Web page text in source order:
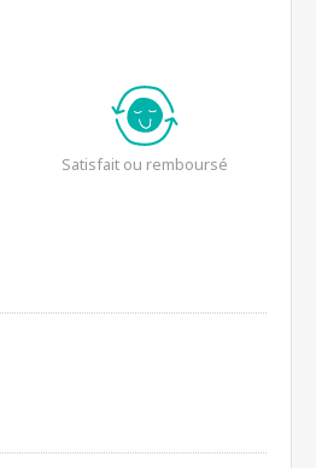
Satisfait ou remboursé